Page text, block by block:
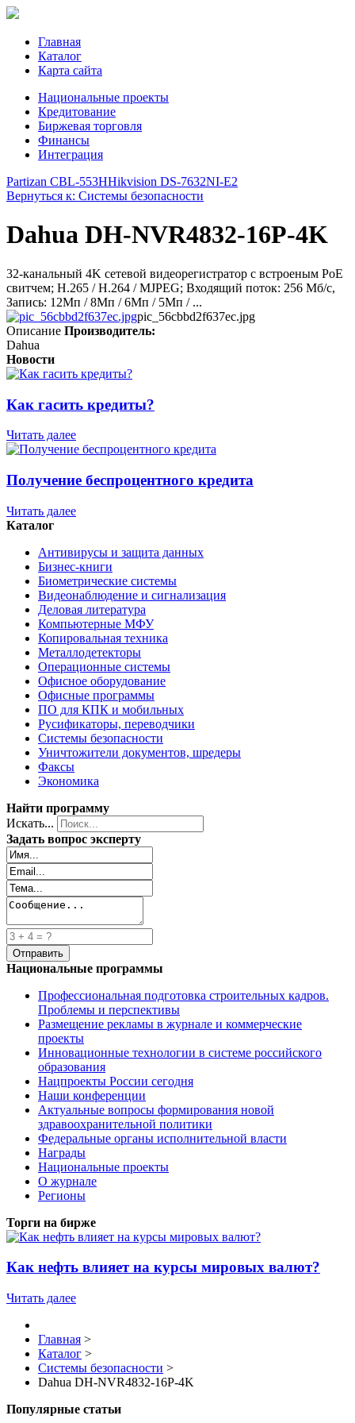
Главная
Каталог
Карта сайта
Национальные проекты
Кредитование
Биржевая торговля
Финансы
Интеграция
Partizan CBL-553HHikvision DS-7632NI-E2
Вернуться к: Системы безопасности
Dahua DH-NVR4832-16P-4K
32-канальный 4K сетевой видеорегистратор c встроеным PoE
свитчем; H.265 / H.264 / MJPEG; Входящий поток: 256 Мб/с,
Запись: 12Мп / 8Мп / 6Мп / 5Мп / ...
pic_56cbbd2f637ec.jpg
Описание Производитель:
Dahua
Новости
Как гасить кредиты?
Читать далее
Получение беспроцентного кредита
Читать далее
Каталог
Антивирусы и защита данных
Бизнес-книги
Биометрические системы
Видеонаблюдение и сигнализация
Деловая литература
Компьютерные МФУ
Копировальная техника
Металлодетекторы
Операционные системы
Офисное оборудование
Офисные программы
ПО для КПК и мобильных
Русификаторы, переводчики
Системы безопасности
Уничтожители документов, шредеры
Факсы
Экономика
Найти программу
Искать...
Задать вопрос эксперту
Национальные программы
Профессиональная подготовка строительных кадров.
Проблемы и перспективы
Размещение рекламы в журнале и коммерческие
проекты
Инновационные технологии в системе российского
образования
Нацпроекты России сегодня
Наши конференции
Актуальные вопросы формирования новой
здравоохранительной политики
Федеральные органы исполнительной власти
Награды
Национальные проекты
О журнале
Регионы
Торги на бирже
Как нефть влияет на курсы мировых валют?
Читать далее
Главная >
Каталог >
Системы безопасности >
Dahua DH-NVR4832-16P-4K
Популярные статьи